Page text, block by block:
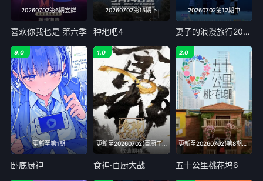
20260702第6期尝鲜
喜欢你我也是 第六季
20260702第15期下
种地吧4
20260702第12期中
妻子的浪漫旅行2026
更新至第1期
9.0
卧底厨神
更新至20260702(百厨干饭局)
1.0
食神·百厨大战
更新至20260702(第8期上)
2.0
五十公里桃花坞6